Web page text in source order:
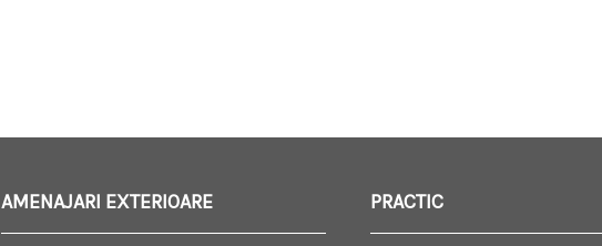
AMENAJARI EXTERIOARE PRACTIC